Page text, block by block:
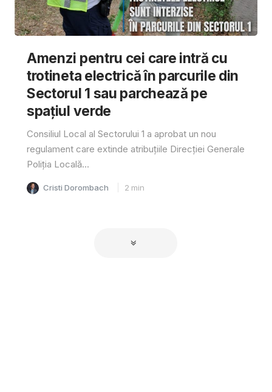
Amenzi pentru cei care intră cu
trotineta electrică în parcurile din
Sectorul 1 sau parchează pe
spațiul verde
Consiliul Local al Sectorului 1 a aprobat un nou
regulament care extinde atribuțiile Direcției Generale
Poliția Locală...
Cristi Dorombach 2 min